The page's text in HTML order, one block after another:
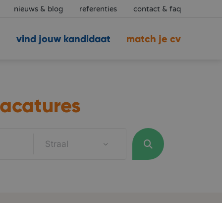
nieuws & blog referenties contact & faq
match je cv
vind jouw kandidaat
Straal